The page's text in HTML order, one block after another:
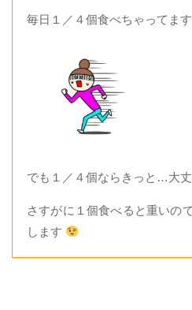
毎日１／４個食べちゃってます
でも１／４個ならきっと…大
さすがに１個食べると重いの
します